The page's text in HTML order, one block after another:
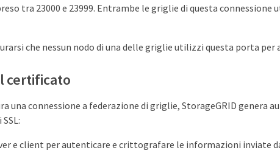
tra 23000 e 23999. Entrambe le griglie di questa connessione
che nessun nodo di una delle griglie utilizzi questa porta per
certificato
una connessione a federazione di griglie, StorageGRID genera
e client per autenticare e crittografare le informazioni inviate